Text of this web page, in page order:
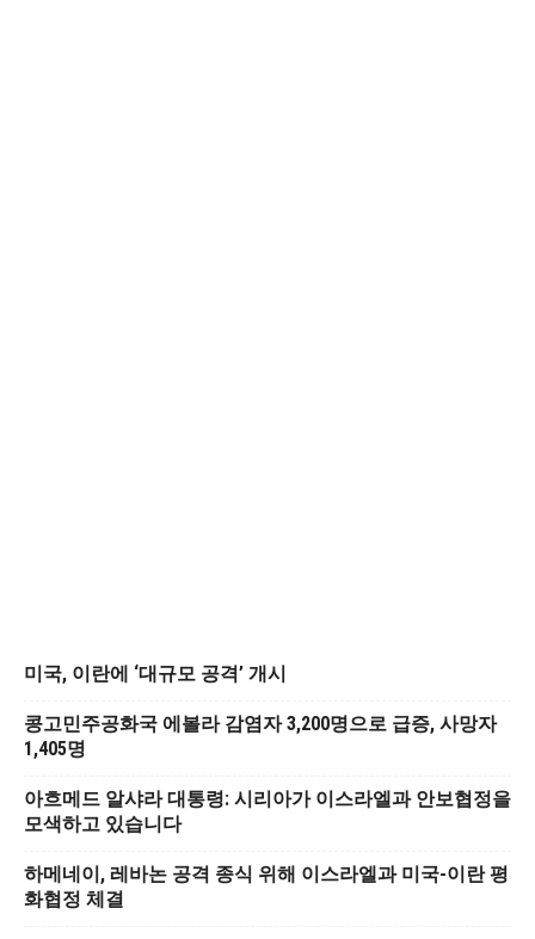
미국, 이란에 ‘대규모 공격’ 개시
콩고민주공화국 에볼라 감염자 3,200명으로 급증, 사망자
1,405명
아흐메드 알샤라 대통령: 시리아가 이스라엘과 안보협정을
모색하고 있습니다
하메네이, 레바논 공격 종식 위해 이스라엘과 미국-이란 평
화협정 체결